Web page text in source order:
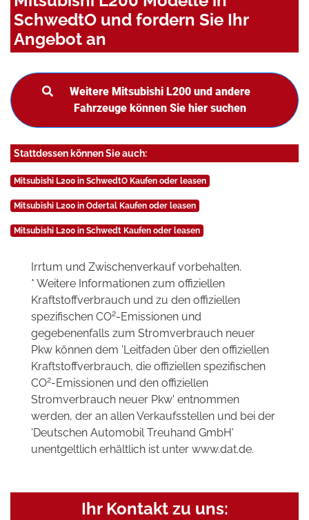
SchwedtO und fordern Sie Ihr
Angebot an
Weitere Mitsubishi L200 und andere
Fahrzeuge können Sie hier suchen
Stattdessen können Sie auch:
Mitsubishi L200 in SchwedtO Kaufen oder leasen
Mitsubishi L200 in Odertal Kaufen oder leasen
Mitsubishi L200 in Schwedt Kaufen oder leasen
Irrtum und Zwischenverkauf vorbehalten.
* Weitere Informationen zum offiziellen
Kraftstoffverbrauch und zu den offiziellen
spezifischen CO2-Emissionen und
gegebenenfalls zum Stromverbrauch neuer
Pkw können dem 'Leitfaden über den offiziellen
Kraftstoffverbrauch, die offiziellen spezifischen
CO2-Emissionen und den offiziellen
Stromverbrauch neuer Pkw' entnommen
werden, der an allen Verkaufsstellen und bei der
'Deutschen Automobil Treuhand GmbH'
unentgeltlich erhältlich ist unter www.dat.de.
Ihr Kontakt zu uns: